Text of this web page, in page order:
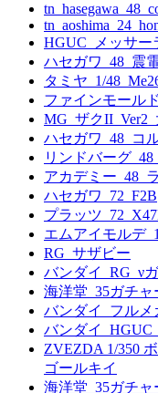
HGUC_メッサー
ハセガワ_48_震
タミヤ_1/
ファインモール
MG_ザク
ハセガワ_48_コ
リンドバーグ
アカデミー_48_
ハセガワ_72_F2B
プラッツ
エムアイモルデ
RG_サザビー
バンダイ_RG_ν
海洋堂_35ガチャ
バンダイ_フルメ
バンダイ
ZVEZDA 1/350
ゴールキイ
海洋堂_35ガチ